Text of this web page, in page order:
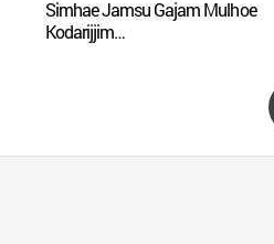
Simhae Jamsu Gajam Mulhoe
Kodarijjim